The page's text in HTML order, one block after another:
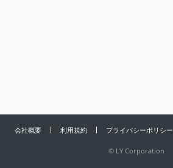
会社概要 利用規約 プライバシーポリシー
© LY Corporation